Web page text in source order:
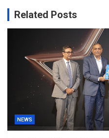
Related Posts
NEWS